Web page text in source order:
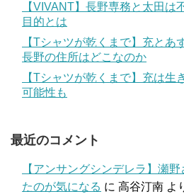
【VIVANT】長野専務と太田は
目的とは
【Tシャツが乾くまで】充とあ
長野の住所はどこなのか
【Tシャツが乾くまで】充は生
可能性も
最近のコメント
【アンサングシンデレラ】瀬
たのが気になる に 高谷汀南 よ